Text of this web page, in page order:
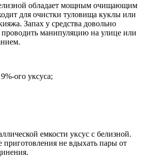
обладает мощным очищающим
для очистки туловища куклы или
Запах у средства довольно
манипуляцию на улице или
ого уксуса;
емкости уксус с белизной.
приготовления не вдыхать пары от